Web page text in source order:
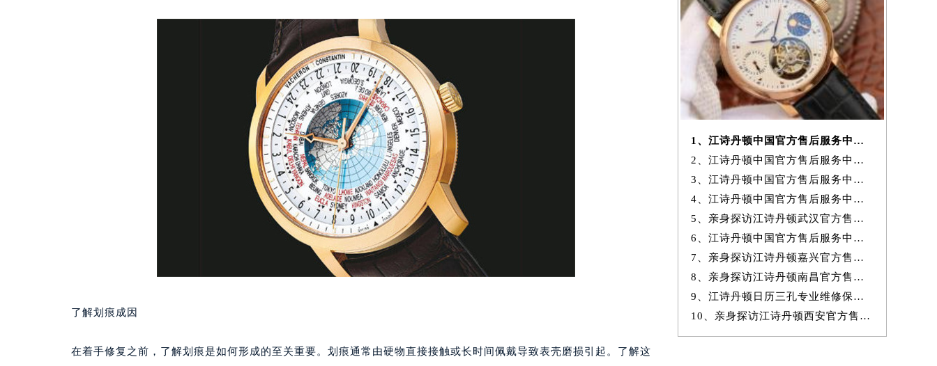
了解划痕成因
在着手修复之前，了解划痕是如何形成的至关重要。划痕通常由硬物直接接触或长时间佩戴导致表壳磨损引起。了解这
1、江诗丹顿中国官方售后服务中心｜最新官方地址及服务电话权威信息通
2、江诗丹顿中国官方售后服务中心｜最新热线和全部维修地址权威信息通
3、江诗丹顿中国官方售后服务中心｜官方地址与维修热线权威信息声明（20
4、江诗丹顿中国官方售后服务中心网点地址及服务热线实地考察报告+
5、亲身探访江诗丹顿武汉官方售后服务中心｜地址与24小时服务电话（2026
6、江诗丹顿中国官方售后服务中心｜最新地址与客服热线权威信息通知（20
7、亲身探访江诗丹顿嘉兴官方售后服务中心｜地址与官方电话（2026年7月
8、亲身探访江诗丹顿南昌官方售后服务中心｜全新地址及服务热线（2026年
9、江诗丹顿日历三孔专业维修保养服务权威公示（2026年7月最新）
10、亲身探访江诗丹顿西安官方售后服务中心｜完整网点地址与热线（2026年